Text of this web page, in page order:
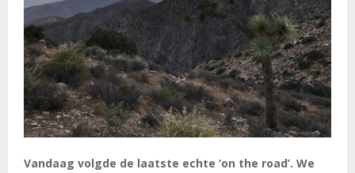
Vandaag volgde de laatste echte ‘on the road’. We